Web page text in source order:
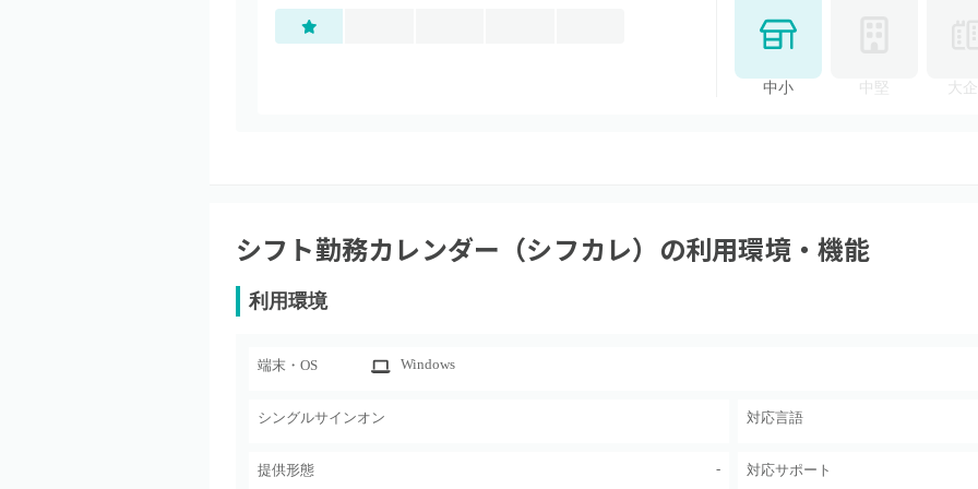
中小 中堅 大
シフト勤務カレンダー（シフカレ） の利用環境・機能
利用環境
端末・OS Windows
シングルサインオン 対応言語
提供形態 - 対応サポート